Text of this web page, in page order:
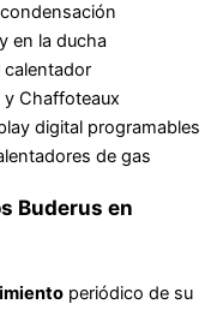
en la ducha
calentador
y Chaffoteaux
digital programables
de gas
Buderus en
periódico de su